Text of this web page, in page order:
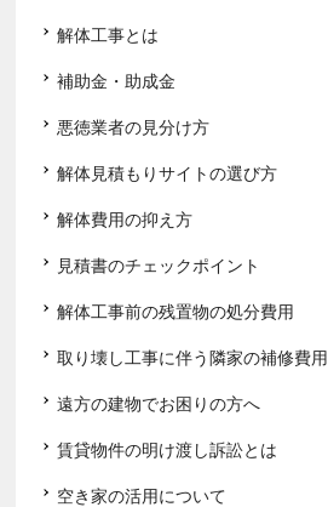
解体工事とは
補助金・助成金
悪徳業者の見分け方
解体見積もりサイトの選び方
解体費用の抑え方
見積書のチェックポイント
解体工事前の残置物の処分費用
取り壊し工事に伴う隣家の補修費用
遠方の建物でお困りの方へ
賃貸物件の明け渡し訴訟とは
空き家の活用について